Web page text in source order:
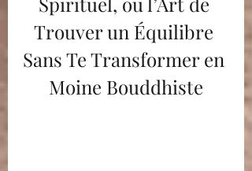
Trouver un Équilibre
Sans Te Transformer en
Moine Bouddhiste